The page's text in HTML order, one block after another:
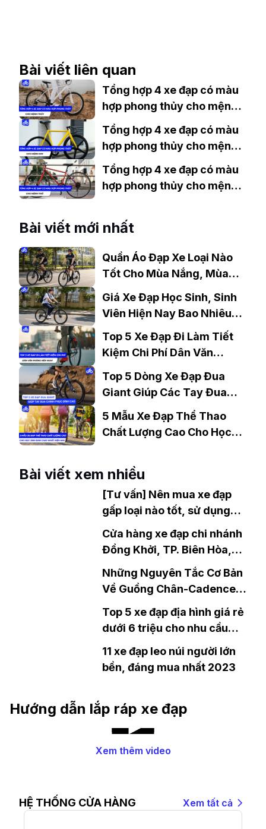
Bài viết liên quan
Tổng hợp 4 xe đạp có màu
hợp phong thủy cho mệnh
Thủy
Tổng hợp 4 xe đạp có màu
hợp phong thủy cho mệnh
Kim
Tổng hợp 4 xe đạp có màu
hợp phong thủy cho mệnh
Bài viết mới nhất
Quần Áo Đạp Xe Loại Nào
Tốt Cho Mùa Nắng, Mùa
Giá Xe Đạp Học Sinh, Sinh
Viên Hiện Nay Bao Nhiêu?
Gợi Ý Mẫu Đáng Mua
Top 5 Xe Đạp Đi Làm Tiết
Kiệm Chi Phí Dân Văn
Phòng Nên Mua?
Top 5 Dòng Xe Đạp Đua
Giant Giúp Các Tay Đua
Chinh Phục Đỉnh Cao
5 Mẫu Xe Đạp Thể Thao
Chất Lượng Cao Cho Học
Bài viết xem nhiều
[Tư vấn] Nên mua xe đạp
gấp loại nào tốt, sử dụng
bền lâu?
Cửa hàng xe đạp chi nhánh
Đồng Khởi, TP. Biên Hòa,
Đồng Nai
Những Nguyên Tắc Cơ Bản
Về Guồng Chân-Cadence
Khi Đạp Xe
Top 5 xe đạp địa hình giá rẻ
dưới 6 triệu cho nhu cầu
đạp xe tập luyện hàng ngày
11 xe đạp leo núi người lớn
bền, đáng mua nhất 2023
Hướng dẫn lắp ráp xe đạp
Xem thêm video
HỆ THỐNG CỬA HÀNG Xem tất cả